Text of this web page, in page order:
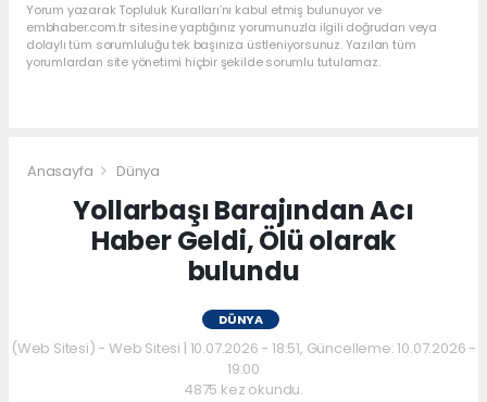
Yorum yazarak Topluluk Kuralları’nı kabul etmiş bulunuyor ve
embhaber.com.tr sitesine yaptığınız yorumunuzla ilgili doğrudan veya
dolaylı tüm sorumluluğu tek başınıza üstleniyorsunuz. Yazılan tüm
yorumlardan site yönetimi hiçbir şekilde sorumlu tutulamaz.
Anasayfa Dünya
Yollarbaşı Barajından Acı
Haber Geldi, Ölü olarak
bulundu
DÜNYA
(Web Sitesi) - Web Sitesi | 10.07.2026 - 18:51, Güncelleme: 10.07.2026 -
19:00
4875 kez okundu.